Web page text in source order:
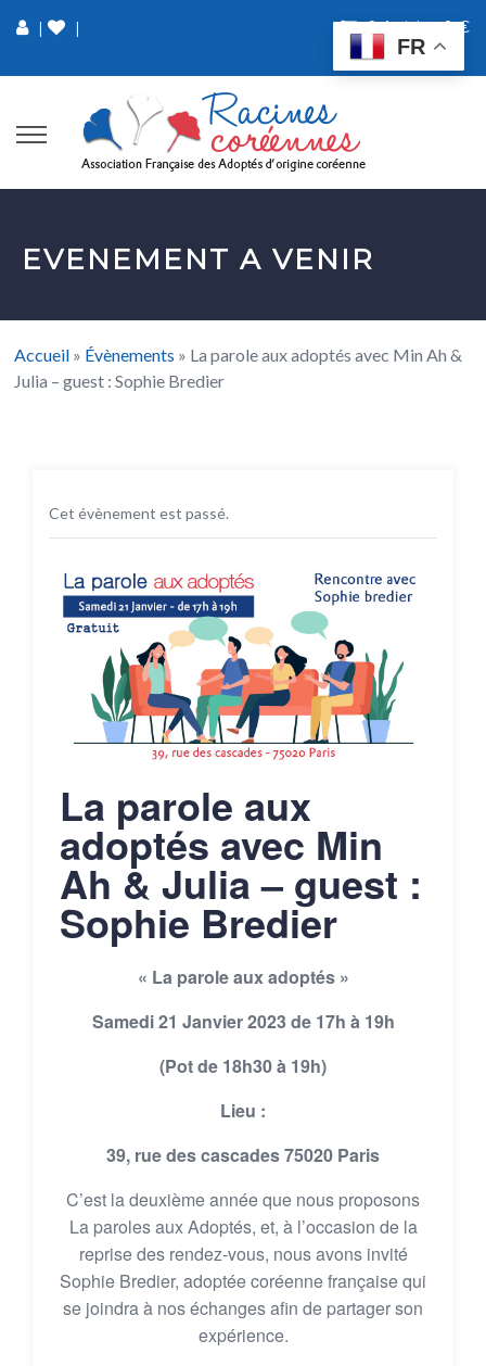
| 0 Article 0 €
|
EVENEMENT A VENIR
Accueil » Évènements » La parole aux adoptés avec Min Ah &
Julia – guest : Sophie Bredier
Cet évènement est passé.
La parole aux
adoptés avec Min
Ah & Julia – guest :
Sophie Bredier
« La parole aux adoptés »
Samedi 21 Janvier 2023 de 17h à 19h
(Pot de 18h30 à 19h)
Lieu :
39, rue des cascades 75020 Paris
C’est la deuxième année que nous proposons
La paroles aux Adoptés, et, à l’occasion de la
reprise des rendez-vous, nous avons invité
Sophie Bredier, adoptée coréenne française qui
se joindra à nos échanges afin de partager son
expérience.
FR